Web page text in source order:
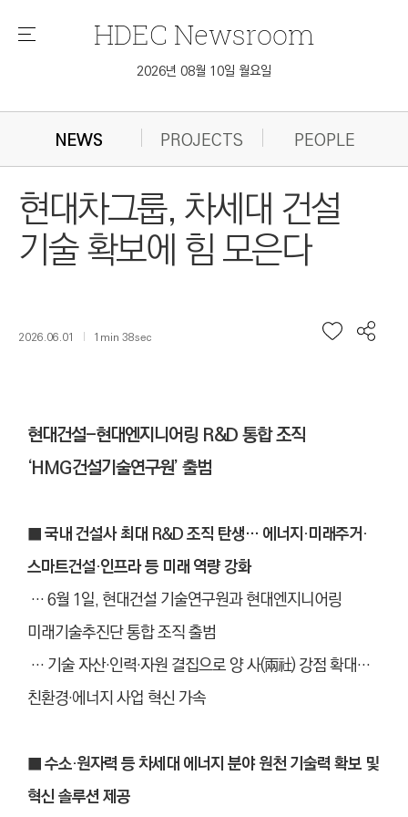
메
HDEC Newsroom
2026년 08월 10일 월요일
NEWS PROJECTS PEOPLE
현대차그룹, 차세대 건설
기술 확보에 힘 모은다
2026.06.01 1min 38sec
현대건설-현대엔지니어링 R&D 통합 조직
‘HMG건설기술연구원’ 출범
■ 국내 건설사 최대 R&D 조직 탄생… 에너지·미래주거·
스마트건설·인프라 등 미래 역량 강화
… 6월 1일, 현대건설 기술연구원과 현대엔지니어링
미래기술추진단 통합 조직 출범
… 기술 자산·인력·자원 결집으로 양 사(兩社) 강점 확대…
친환경·에너지 사업 혁신 가속
■ 수소·원자력 등 차세대 에너지 분야 원천 기술력 확보 및
혁신 솔루션 제공